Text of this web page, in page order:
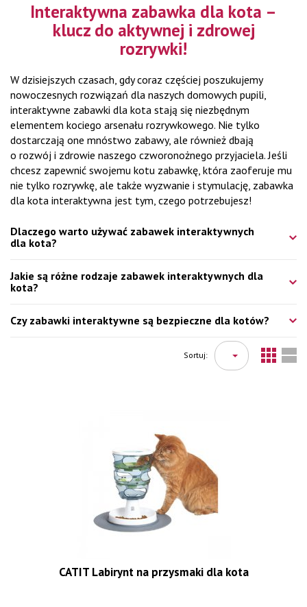
Interaktywna zabawka dla kota –
klucz do aktywnej i zdrowej
rozrywki!
W dzisiejszych czasach, gdy coraz częściej poszukujemy
nowoczesnych rozwiązań dla naszych domowych pupili,
interaktywne zabawki dla kota stają się niezbędnym
elementem kociego arsenału rozrywkowego. Nie tylko
dostarczają one mnóstwo zabawy, ale również dbają
o rozwój i zdrowie naszego czworonożnego przyjaciela. Jeśli
chcesz zapewnić swojemu kotu zabawkę, która zaoferuje mu
nie tylko rozrywkę, ale także wyzwanie i stymulację, zabawka
dla kota interaktywna jest tym, czego potrzebujesz!
Dlaczego warto używać zabawek interaktywnych
dla kota?
Jakie są różne rodzaje zabawek interaktywnych dla
kota?
Czy zabawki interaktywne są bezpieczne dla kotów?
Sortuj:
CATIT Labirynt na przysmaki dla kota